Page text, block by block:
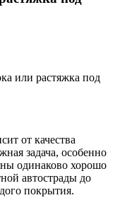
или растяжка под
от качества
задача, особенно
одинаково хорошо
автострады до
покрытия.